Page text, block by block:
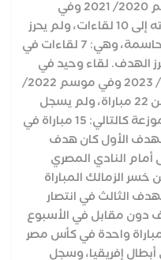
واحدة في بطولة كأس مصر. موسم 2020/ 2021 وفي
موسم 2021/ 2022 زادت مشاركاته إلى 10 لقاءات، ولم يحرز
سوى هدف، ولم يقدم أي تمريرة حاسمة، وهي: 7 لقاءات في
الهدف. لقاء وحيد في
دوري أبطال إفريقيا. موسم 2022/ 2023 وفي موسم 2022/
2023 ارتفعت مشاركاته إلى أكثر من 22 مباراة، ولم يسجل
سوى هدف، وصنع هدفين، وهي موزعة كالتالي: 15 مباراة في
الأول كان هدف
أمام النادي المصري
في الأسبوع الـ22، لكن خسر الزمالك المباراة
الهدف الثالث في انتصار
الحرس بنتيجة 3 أهداف دون مقابل في الأسبوع
وسجله في الدقيقة 90 + 5. مباراة واحدة في كأس مصر
دوري أبطال إفريقيا، وسجل